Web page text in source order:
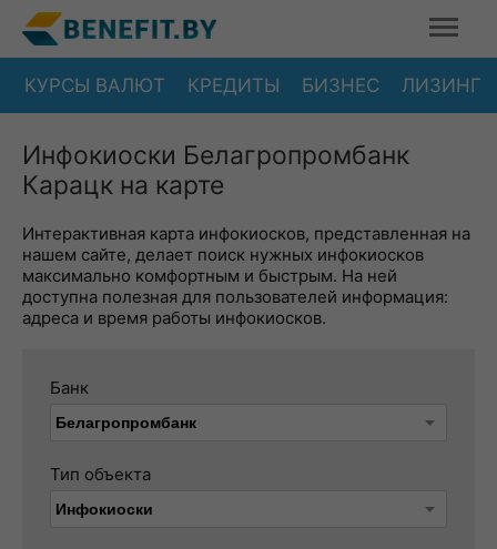
КУРСЫ ВАЛЮТ КРЕДИТЫ БИЗНЕС ЛИЗИНГ
Инфокиоски Белагропромбанк
Карацк на карте
Интерактивная карта инфокиосков, представленная на
нашем сайте, делает поиск нужных инфокиосков
максимально комфортным и быстрым. На ней
доступна полезная для пользователей информация:
адреса и время работы инфокиосков.
Банк
Тип объекта